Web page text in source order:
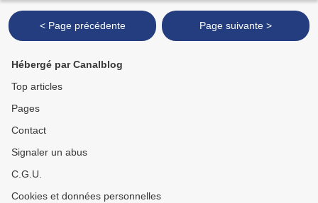
< Page précédente Page suivante >
Hébergé par Canalblog
Top articles
Pages
Contact
Signaler un abus
C.G.U.
Cookies et données personnelles